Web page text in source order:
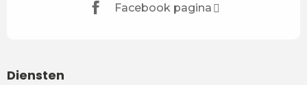
Facebook pagina
Diensten